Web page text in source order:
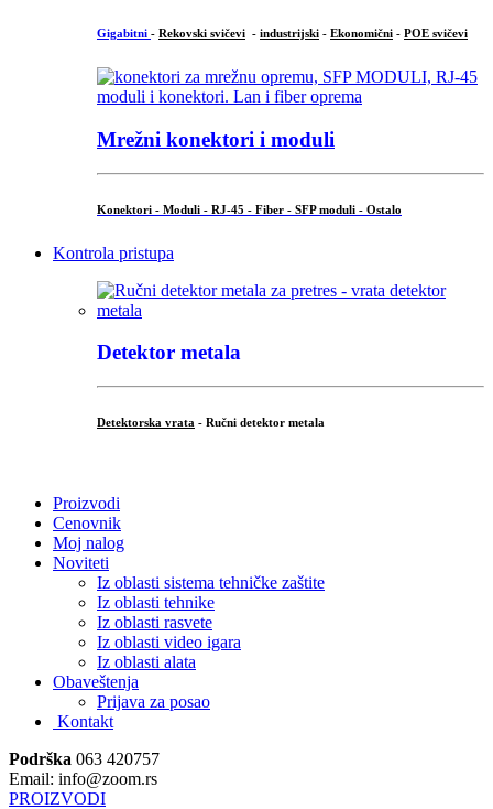
Gigabitni - Rekovski svičevi - industrijski - Ekonomični - POE svičevi
Mrežni konektori i moduli
Konektori - Moduli - RJ-45 - Fiber - SFP moduli - Ostalo
Kontrola pristupa
Detektor metala
Detektorska vrata - Ručni detektor metala
Proizvodi
Cenovnik
Moj nalog
Noviteti
Iz oblasti sistema tehničke zaštite
Iz oblasti tehnike
Iz oblasti rasvete
Iz oblasti video igara
Iz oblasti alata
Obaveštenja
Prijava za posao
Kontakt
Podrška 063 420757
Email: info@zoom.rs
PROIZVODI